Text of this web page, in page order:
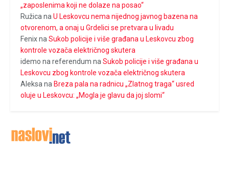
„zaposlenima koji ne dolaze na posao“
Ružica na U Leskovcu nema nijednog javnog bazena na
otvorenom, a onaj u Grdelici se pretvara u livadu
Fenixna Sukob policije i više građana u Leskovcu zbog
kontrole vozača električnog skutera
idemo na referendum na Sukob policije i više građana u
Leskovcu zbog kontrole vozača električnog skutera
Aleksa na Breza pala na radnicu „Zlatnog traga“ usred
oluje u Leskovcu: „Mogla je glavu da joj slomi“